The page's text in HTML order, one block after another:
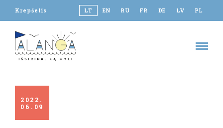
Krepšelis LT EN RU FR DE LV PL
2022
06
09